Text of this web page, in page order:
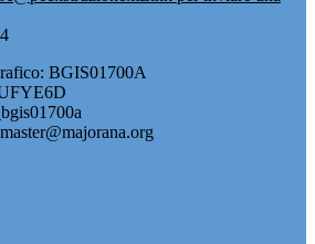
BGIS01700A